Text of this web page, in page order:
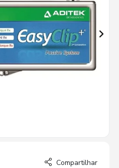
Compartilhar